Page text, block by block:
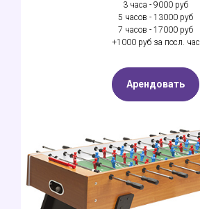
3 часа - 9000 руб
5 часов - 13000 руб
7 часов - 17000 руб
+1000 руб за посл. час
Арендовать